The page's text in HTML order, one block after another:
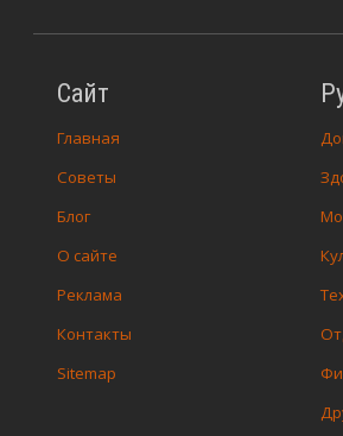
Сайт
Главная
Советы
Блог
О сайте
Реклама
Контакты
Sitemap